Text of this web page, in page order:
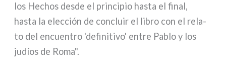
los Hechos desde el prin­ci­pio hasta el final,
hasta la elec­ción de con­cluir el libro con el rela­
to del encuen­tro 'defi­ni­ti­vo' entre Pablo y los
judíos de Roma".